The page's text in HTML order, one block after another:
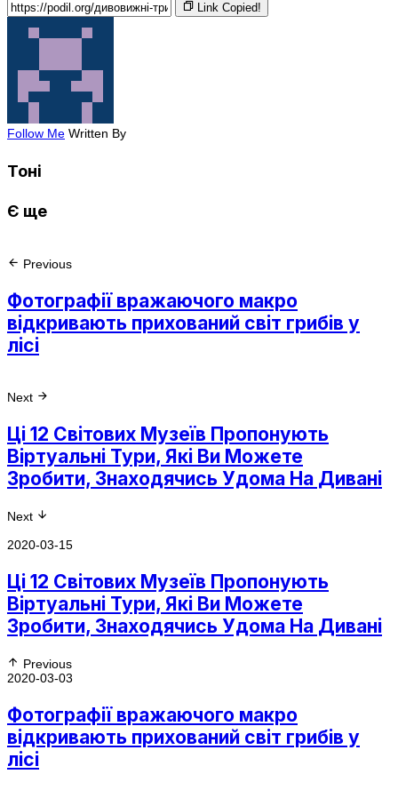
Link Copied!
Follow Me Written By
Тоні
Є ще
Previous
Фотографії вражаючого макро
відкривають прихований світ грибів у
лісі
Next
Ці 12 Світових Музеїв Пропонують
Віртуальні Тури, Які Ви Можете
Зробити, Знаходячись Удома На Дивані
Next
2020-03-15
Ці 12 Світових Музеїв Пропонують
Віртуальні Тури, Які Ви Можете
Зробити, Знаходячись Удома На Дивані
Previous
2020-03-03
Фотографії вражаючого макро
відкривають прихований світ грибів у
лісі